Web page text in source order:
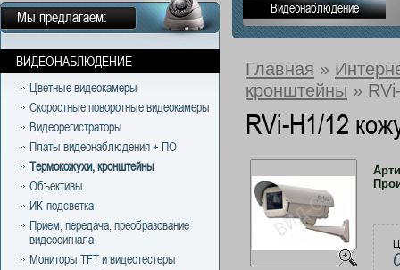
Видеонаблюдение
Главная »
кронштейны »
RVi-H1/12
Мы предлагаем:
ВИДЕОНАБЛЮДЕНИЕ
Цветные видеокамеры
Скоростные поворотные видеокамеры
Видеорегистраторы
Платы видеонаблюдения + ПО
Термокожухи, кронштейны
Объективы
ИК-подсветка
Прием, передача, преобразование
видеосигнала
Мониторы TFT и видеотестеры